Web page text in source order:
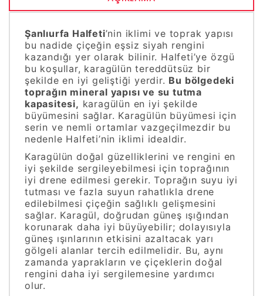
Şanlıurfa Halfeti’nin iklimi ve toprak yapısı
bu nadide çiçeğin eşsiz siyah rengini
kazandığı yer olarak bilinir. Halfeti’ye özgü
bu koşullar, karagülün tereddütsüz bir
şekilde en iyi geliştiği yerdir. Bu bölgedeki
toprağın mineral yapısı ve su tutma
kapasitesi, karagülün en iyi şekilde
büyümesini sağlar. Karagülün büyümesi için
serin ve nemli ortamlar vazgeçilmezdir bu
nedenle Halfeti’nin iklimi idealdir.
Karagülün doğal güzelliklerini ve rengini en
iyi şekilde sergileyebilmesi için toprağının
iyi drene edilmesi gerekir. Toprağın suyu iyi
tutması ve fazla suyun rahatlıkla drene
edilebilmesi çiçeğin sağlıklı gelişmesini
sağlar. Karagül, doğrudan güneş ışığından
korunarak daha iyi büyüyebilir; dolayısıyla
güneş ışınlarının etkisini azaltacak yarı
gölgeli alanlar tercih edilmelidir. Bu, aynı
zamanda yaprakların ve çiçeklerin doğal
rengini daha iyi sergilemesine yardımcı
olur.